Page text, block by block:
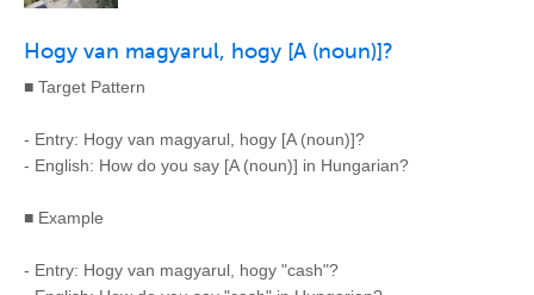
Hogy van magyarul, hogy [A (noun)]?
■ Target Pattern
- Entry: Hogy van magyarul, hogy [A (noun)]?
- English: How do you say [A (noun)] in Hungarian?
■ Example
- Entry: Hogy van magyarul, hogy "cash"?